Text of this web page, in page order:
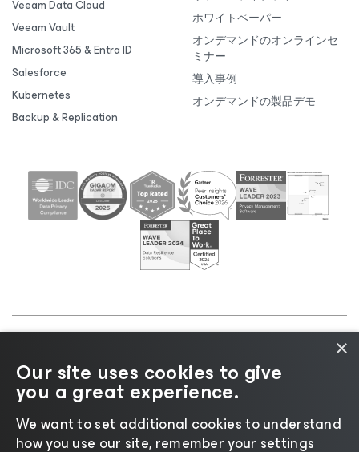
Veeam Data Cloud
Veeam Vault
Microsoft 365 & Entra ID
Salesforce
Kubernetes
Backup & Replication
ホワイトペーパー
オンデマンドのオンラインセ
ミナー
導入事例
オンデマンドの製品デモ
プライバシーに関する通
知|Cookieに関する通知|リーガル| ライセンスポリ
シー| サプライヤーリソース
×
Our site uses cookies to give
you a great experience.
We want to set additional cookies to understand
how you use our site, remember your settings